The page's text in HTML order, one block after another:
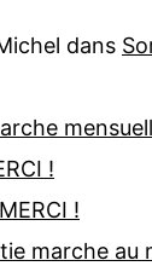
dans
!
MERCI !
marche au